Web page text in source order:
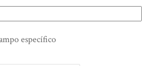
específico